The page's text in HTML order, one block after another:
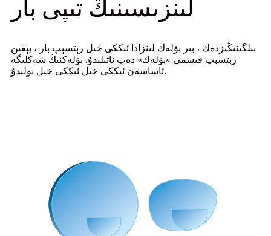
لىنزىسىنىڭ تىپى بار
بىلگىنىڭىزدەك ، بىر بۆلەك لىنزادا ئىككى خىل رېتسېپ بار ، يېقىن
رېتسېپ قىسمى «بۆلەك» دەپ ئاتىلىدۇ. بۆلەكنىڭ شەكلىگە
ئاساسەن ئىككى خىل ئىككى خىل بولىدۇ.